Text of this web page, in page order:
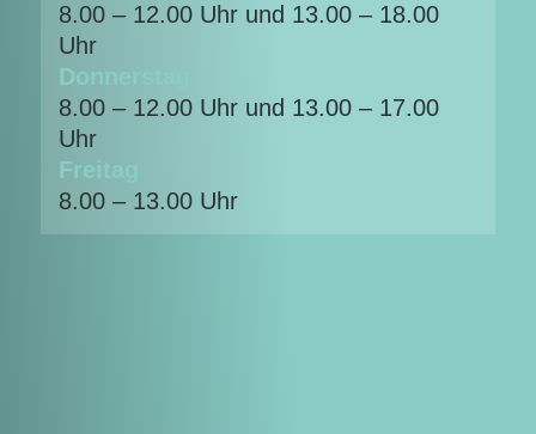
8.00 – 12.00 Uhr und 13.00 – 18.00
Uhr
Donnerstag
8.00 – 12.00 Uhr und 13.00 – 17.00
Uhr
Freitag
8.00 – 13.00 Uhr